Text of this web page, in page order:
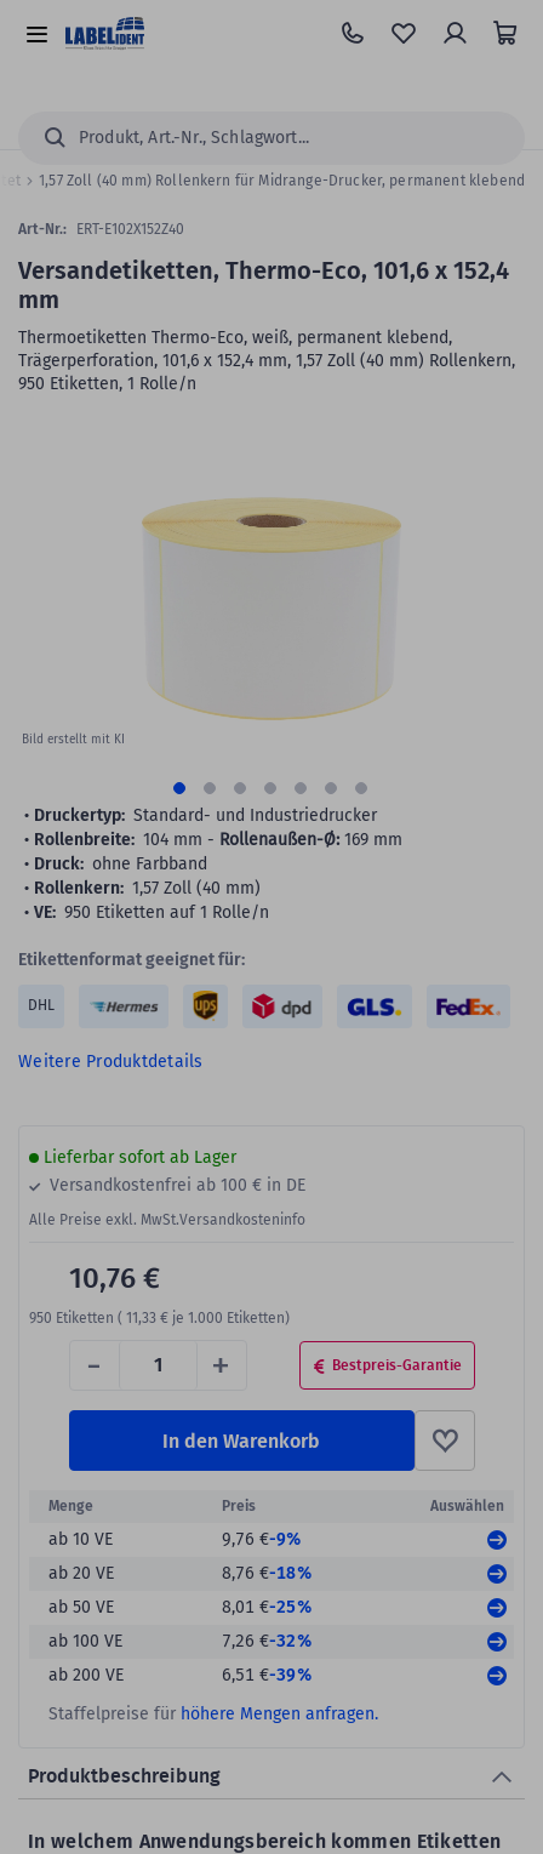
Hauptinhalt
springen
Alle
Suchen...
1,57 Zoll (40 mm) Rollenkern für Midrange-Drucker, permanent klebend
Bild erstellt mit KI
Versandetiketten, Thermo-Eco, 101,6 x 152,4
mm
Thermoetiketten Thermo-Eco, weiß, permanent klebend,
Trägerperforation, 101,6 x 152,4 mm, 1,57 Zoll (40 mm) Rollenkern,
950 Etiketten, 1 Rolle/n
Art-Nr.: ERT-E102X152Z40
Druckertyp: Standard- und Industriedrucker
Rollenbreite: 104 mm - Rollenaußen-Ø: 169 mm
Druck: ohne Farbband
Rollenkern: 1,57 Zoll (40 mm)
VE: 950 Etiketten auf 1 Rolle/n
Etikettenformat geeignet für:
DHL
Weitere Produktdetails
Lieferbar sofort ab Lager
Versandkostenfrei ab 100 € in DE
Alle Preise exkl. MwSt.Versandkosteninfo
- + Bestpreis-Garantie
10,76 €
950 Etiketten ( 11,33 € je 1.000 Etiketten)
In den Warenkorb
Menge Preis Auswählen
ab 10 VE 9,76 €-9%
ab 20 VE
8,76 €-18%
ab 50 VE
8,01 €-25%
ab 100 VE
7,26 €-32%
ab 200 VE
6,51 €-39%
Staffelpreise für höhere Mengen anfragen.
Produktbeschreibung
In welchem Anwendungsbereich kommen Etiketten